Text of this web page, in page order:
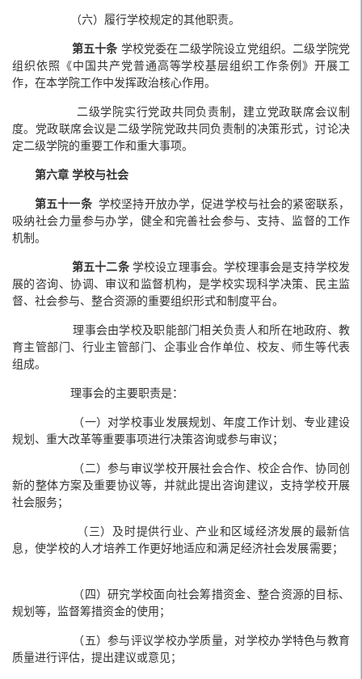
（六）履行学校规定的其他职责。
第五十条 学校党委在二级学院设立党组织。二级学院党
组织依照《中国共产党普通高等学校基层组织工作条例》开展工
作，在本学院工作中发挥政治核心作用。
二级学院实行党政共同负责制，建立党政联席会议制
度。党政联席会议是二级学院党政共同负责制的决策形式，讨论决
定二级学院的重要工作和重大事项。
第六章 学校与社会
第五十一条学校坚持开放办学，促进学校与社会的紧密联系，
吸纳社会力量参与办学，健全和完善社会参与、支持、监督的工作
机制。
第五十二条 学校设立理事会。学校理事会是支持学校发
展的咨询、协调、审议和监督机构，是学校实现科学决策、民主监
督、社会参与、整合资源的重要组织形式和制度平台。
理事会由学校及职能部门相关负责人和所在地政府、教
育主管部门、行业主管部门、企事业合作单位、校友、师生等代表
组成。
理事会的主要职责是：
（一）对学校事业发展规划、年度工作计划、专业建设
规划、重大改革等重要事项进行决策咨询或参与审议；
（二）参与审议学校开展社会合作、校企合作、协同创
新的整体方案及重要协议等，并就此提出咨询建议，支持学校开展
社会服务；
（三）及时提供行业、产业和区域经济发展的最新信
息，使学校的人才培养工作更好地适应和满足经济社会发展需要；
（四）研究学校面向社会筹措资金、整合资源的目标、
规划等，监督筹措资金的使用；
（五）参与评议学校办学质量，对学校办学特色与教育
质量进行评估，提出建议或意见；